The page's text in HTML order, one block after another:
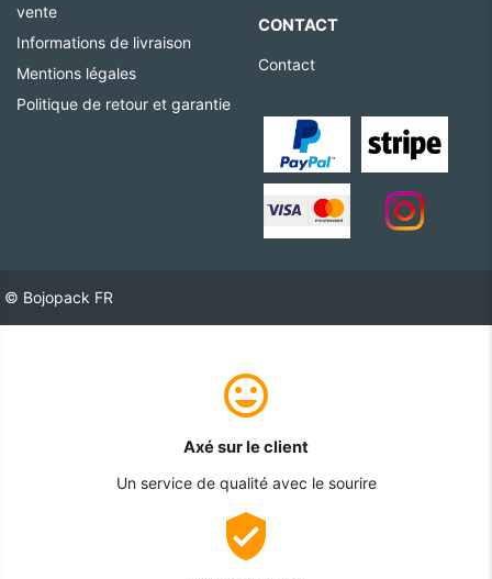
vente
Informations de livraison
Mentions légales
Politique de retour et garantie
CONTACT
Contact
© Bojopack FR
Axé sur le client
Un service de qualité avec le sourire